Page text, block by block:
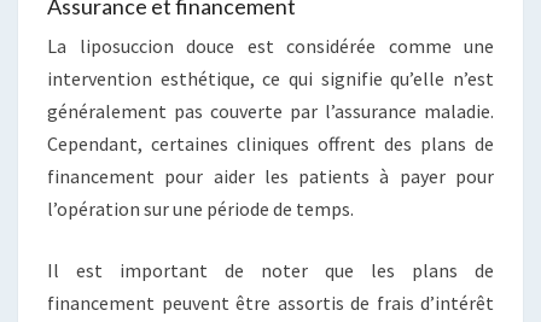
Assurance et financement
La liposuccion douce est considérée comme une
intervention esthétique, ce qui signifie qu’elle n’est
généralement pas couverte par l’assurance maladie.
Cependant, certaines cliniques offrent des plans de
financement pour aider les patients à payer pour
l’opération sur une période de temps.
Il est important de noter que les plans de
financement peuvent être assortis de frais d’intérêt